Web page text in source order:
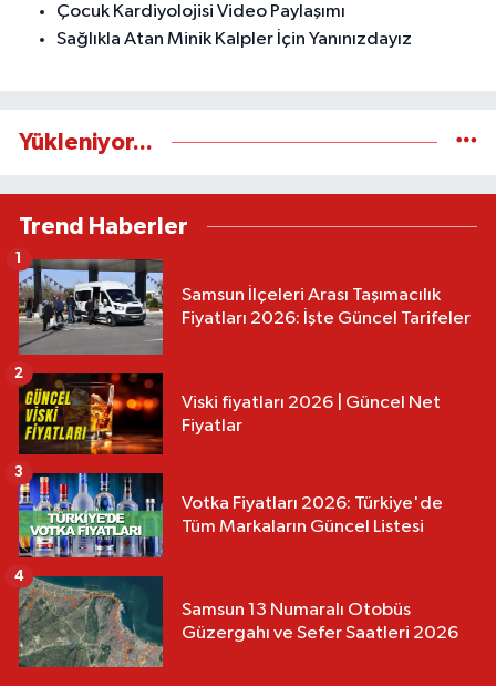
Çocuk Kardiyolojisi Video Paylaşımı
Sağlıkla Atan Minik Kalpler İçin Yanınızdayız
Yükleniyor...
Trend Haberler
Samsun İlçeleri Arası Taşımacılık
Fiyatları 2026: İşte Güncel Tarifeler
1
Viski fiyatları 2026 | Güncel Net
Fiyatlar
2
Votka Fiyatları 2026: Türkiye'de
Tüm Markaların Güncel Listesi
3
Samsun 13 Numaralı Otobüs
Güzergahı ve Sefer Saatleri 2026
4